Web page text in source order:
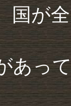
国が
あっ